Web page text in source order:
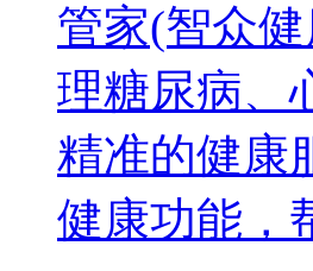
管家(智众
理糖尿病、
精准的健康
健康功能，